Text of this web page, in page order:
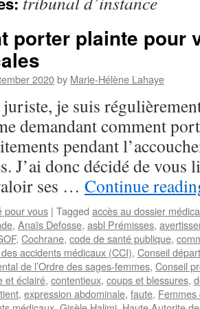
porter plainte pour
2020by Marie-Hélène Lahaye
je suis
demandant comment
pendant
J’ai donc décidé de
ses … Continue
pour vous | Tagged accès au dossier
, Anaïs Defosse, asbl Prémisses,
, Cochrane, code de santé publique,
accidents médicaux (CCI), Conseil
de l’Ordre des sages-femmes, Conseil
et éclairé, contentieux, coups et blessures,
, expression abdominale, faute, Femmes